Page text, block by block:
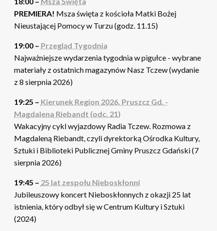
PREMIERA! Msza święta z kościoła Matki Bożej
Nieustającej Pomocy w Turzu (godz. 11.15)
19:00 – Przegląd Tygodnia
Najważniejsze wydarzenia tygodnia w pigułce - wybrane
materiały z ostatnich magazynów Nasz Tczew (wydanie
z 8 sierpnia 2026)
19:25 – Kierunek Region 2026. Pruszcz Gd. -
Magdalena Riebandt (odc. 21)
Wakacyjny cykl wyjazdowy Radia Tczew. Rozmowa z
Magdaleną Riebandt, czyli dyrektorką Ośrodka Kultury,
Sztuki i Biblioteki Publicznej Gminy Pruszcz Gdański (7
sierpnia 2026)
19:45 – 25 lat zespołu Nieboskłonni
Jubileuszowy koncert Nieboskłonnych z okazji 25 lat
istnienia, który odbył się w Centrum Kultury i Sztuki
(2024)